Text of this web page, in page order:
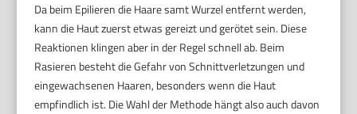
Da beim Epilieren die Haare samt Wurzel entfernt werden,
kann die Haut zuerst etwas gereizt und gerötet sein. Diese
Reaktionen klingen aber in der Regel schnell ab. Beim
Rasieren besteht die Gefahr von Schnittverletzungen und
eingewachsenen Haaren, besonders wenn die Haut
empfindlich ist. Die Wahl der Methode hängt also auch davon